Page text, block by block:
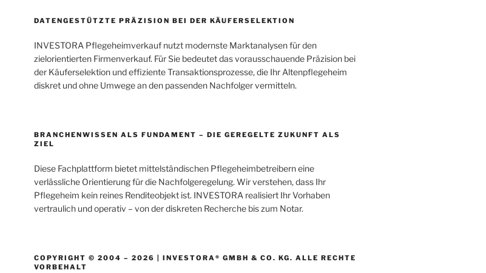
DATENGESTÜTZTE PRÄZISION BEI DER KÄUFERSELEKTION
INVESTORA Pflegeheimverkauf nutzt modernste Marktanalysen für den
zielorientierten Firmenverkauf. Für Sie bedeutet das vorausschauende Präzision bei
der Käuferselektion und effiziente Transaktionsprozesse, die Ihr Altenpflegeheim
diskret und ohne Umwege an den passenden Nachfolger vermitteln.
BRANCHENWISSEN ALS FUNDAMENT – DIE GEREGELTE ZUKUNFT ALS
ZIEL
Diese Fachplattform bietet mittelständischen Pflegeheimbetreibern eine
verlässliche Orientierung für die Nachfolgeregelung. Wir verstehen, dass Ihr
Pflegeheim kein reines Renditeobjekt ist. INVESTORA realisiert Ihr Vorhaben
vertraulich und operativ – von der diskreten Recherche bis zum Notar.
COPYRIGHT © 2004 – 2026 | INVESTORA® GMBH & CO. KG. ALLE RECHTE
VORBEHALT